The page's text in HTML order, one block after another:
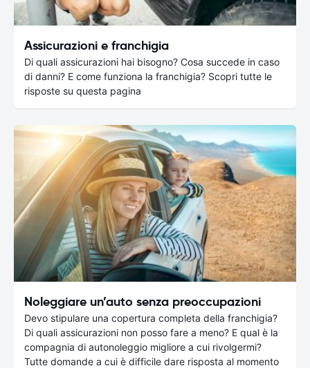
Assicurazioni e franchigia
Di quali assicurazioni hai bisogno? Cosa succede in caso
di danni? E come funziona la franchigia? Scopri tutte le
risposte su questa pagina
Noleggiare un’auto senza preoccupazioni
Devo stipulare una copertura completa della franchigia?
Di quali assicurazioni non posso fare a meno? E qual è la
compagnia di autonoleggio migliore a cui rivolgermi?
Tutte domande a cui è difficile dare risposta al momento